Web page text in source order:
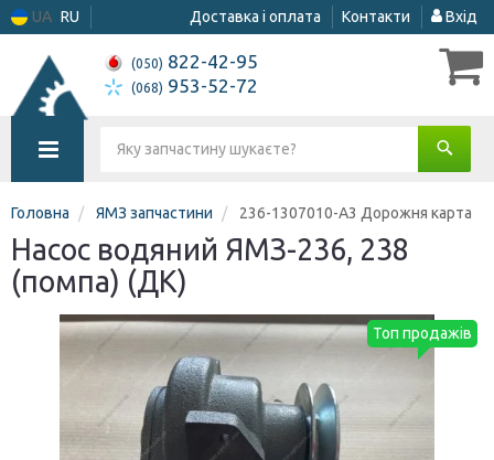
UA RU Доставка і оплата Контакти Вхід
(050) 822-42-95
(068) 953-52-72
Головна ЯМЗ запчастини 236-1307010-А3 Дорожня карта
Насос водяний ЯМЗ-236, 238
(помпа) (ДК)
Топ продажів